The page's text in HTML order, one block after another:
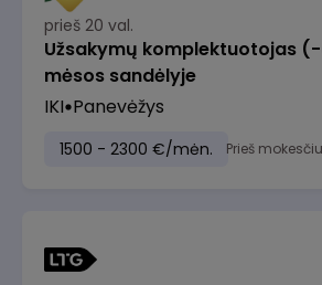
prieš 20 val.
Užsakymų komplektuotojas
mėsos sandėlyje
IKI Panevėžys
1500 - 2300 €/mėn. Prieš